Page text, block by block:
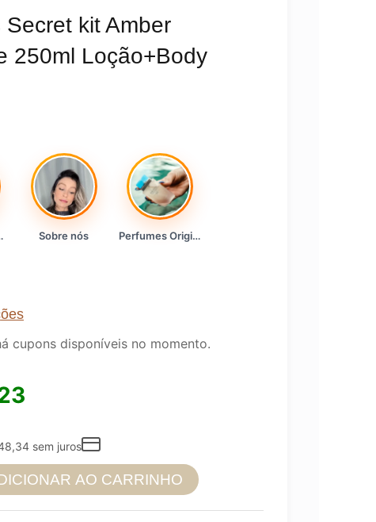
Secret kit Amber
250ml Loção+Body
Sobre nós Perfumes Originais
cupons disponíveis no momento.
sem juros
AO CARRINHO